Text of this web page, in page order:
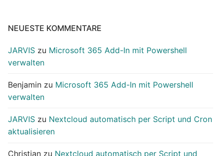
NEUESTE KOMMENTARE
JARVIS zu Microsoft 365 Add-In mit Powershell
verwalten
Benjamin zu Microsoft 365 Add-In mit Powershell
verwalten
JARVIS zu Nextcloud automatisch per Script und Cron
aktualisieren
Christian zu Nextcloud automatisch per Script und